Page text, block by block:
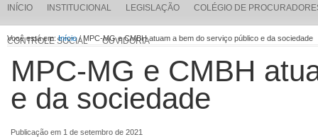
INÍCIO INSTITUCIONAL LEGISLAÇÃO COLÉGIO DE
CONTROLE SOCIAL OUVIDORIA
Você está em:Início/ MPC-MG e CMBH atuam a bem do serviço público e da sociedade
MPC-MG e CMBH
e da sociedade
Publicação em 1 de setembro de 2021